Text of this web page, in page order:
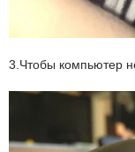
3.Чтобы компьютер